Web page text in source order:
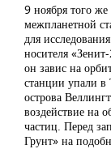
9 ноября того же
межпланетной
для
носителя
он завис на
станции упали
острова
воздействие на
частиц. Перед
Грунт» на